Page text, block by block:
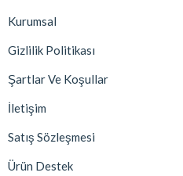
Kurumsal
Gizlilik Politikası
Şartlar Ve Koşullar
İletişim
Satış Sözleşmesi
Ürün Destek